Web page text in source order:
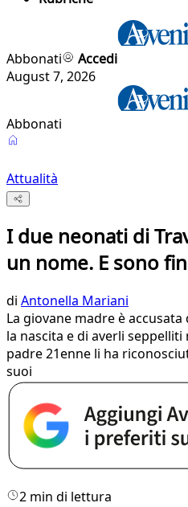
Abbonati
Accedi
August 7, 2026
Abbonati
Attualità
I due neonati di
un nome. E sono
di Antonella Mariani
La giovane madre è
la nascita e di averli
padre 21enne li ha
suoi
2 min di lettura